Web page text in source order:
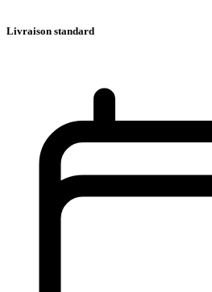
Livraison standard